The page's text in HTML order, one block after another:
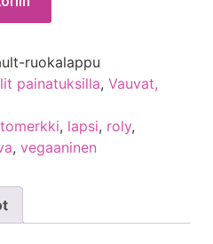
ruokalappu
painatuksilla, Vauvat,
, lapsi, roly,
, vegaaninen